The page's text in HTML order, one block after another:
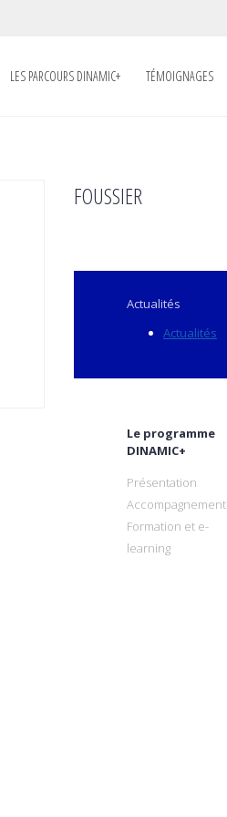
LES PARCOURS DINAMIC+ TÉMOIGNAGES
FOUSSIER
Actualités
Actualités
Le programme
DINAMIC+
Présentation
Accompagnement
Formation et e-
learning